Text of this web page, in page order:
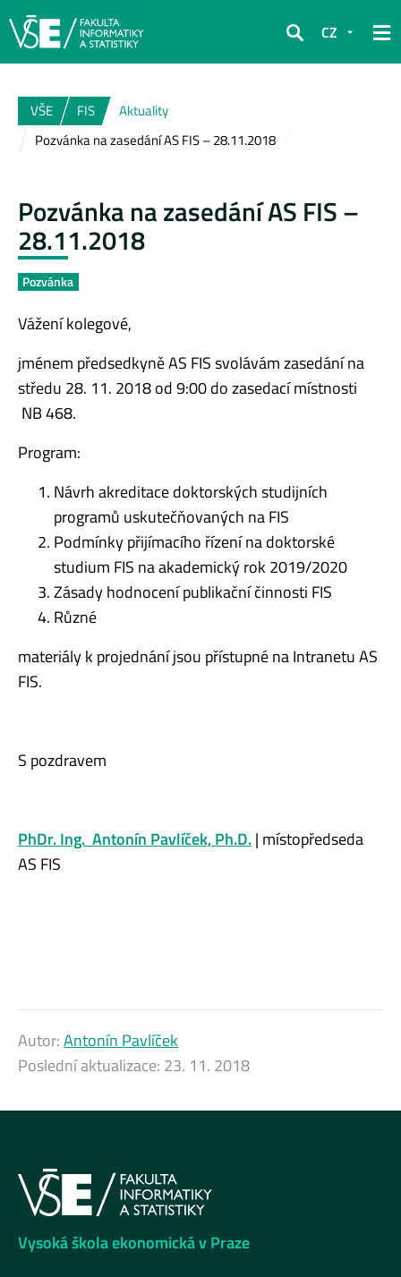
Hledat
CZ
VŠE FIS
Aktuality
Pozvánka na zasedání AS FIS – 28.11.2018
Pozvánka na zasedání AS FIS –
28.11.2018
Pozvánka
Vážení kolegové,
jménem předsedkyně AS FIS svolávám zasedání na
středu 28. 11. 2018 od 9:00 do zasedací místnosti
NB 468.
Program:
Návrh akreditace doktorských studijních
programů uskutečňovaných na FIS
Podmínky přijímacího řízení na doktorské
studium FIS na akademický rok 2019/2020
Zásady hodnocení publikační činnosti FIS
Různé
materiály k projednání jsou přístupné na Intranetu AS
FIS.
S pozdravem
PhDr. Ing. Antonín Pavlíček, Ph.D.| místopředseda
AS FIS
Autor:Antonín Pavlíček
Poslední aktualizace: 23. 11. 2018
Vysoká škola ekonomická v Praze